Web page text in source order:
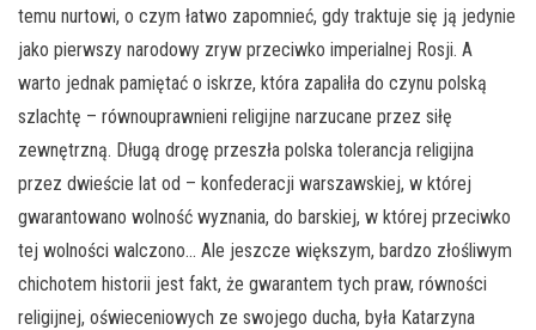
temu nurtowi, o czym łatwo zapomnieć, gdy traktuje się ją jedynie
jako pierwszy narodowy zryw przeciwko imperialnej Rosji. A
warto jednak pamiętać o iskrze, która zapaliła do czynu polską
szlachtę – równouprawnieni religijne narzucane przez siłę
zewnętrzną. Długą drogę przeszła polska tolerancja religijna
przez dwieście lat od – konfederacji warszawskiej, w której
gwarantowano wolność wyznania, do barskiej, w której przeciwko
tej wolności walczono… Ale jeszcze większym, bardzo złośliwym
chichotem historii jest fakt, że gwarantem tych praw, równości
religijnej, oświeceniowych ze swojego ducha, była Katarzyna